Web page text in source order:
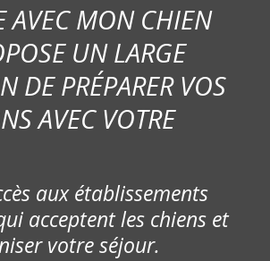
AVEC MON CHIEN
UN LARGE
DE PRÉPARER VOS
AVEC VOTRE
aux établissements
acceptent les chiens et
votre séjour.